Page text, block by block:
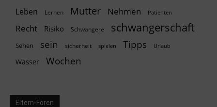
Leben Lernen Mutter Nehmen Patienten
Recht Risiko Schwangere schwangerschaft
Sehen sein sicherheit spielen Tipps Urlaub
Wasser Wochen
Eltern-Foren